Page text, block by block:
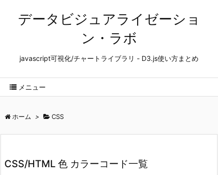
データビジュアライゼーショ
ン・ラボ
javascript可視化/チャートライブラリ - D3.js使い方まとめ
メニュー
ホーム > CSS
CSS/HTML 色 カラーコード一覧